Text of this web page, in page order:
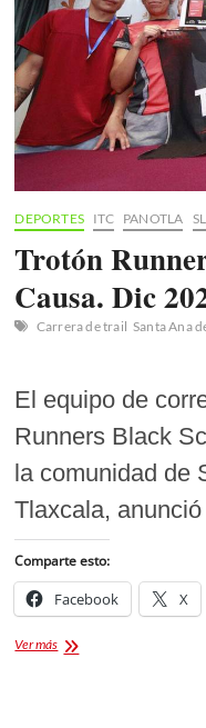
DEPORTES ITC PANOTLA
Trotón
Causa. Dic
Carrera de trail Santa Ana
El equipo de
Runners Black
la comunidad de
Tlaxcala,
Comparte esto:
Facebook X
Ver másTrotón